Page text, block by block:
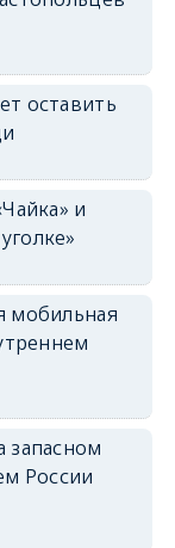
оставить
и
мобильная
запасном
России